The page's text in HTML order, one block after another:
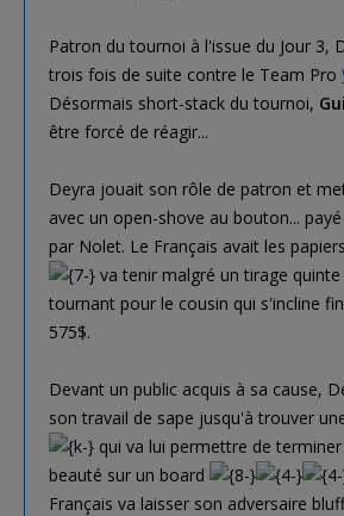
Patron du tournoi à l'issue du Jour 3,
trois fois de suite contre le Team Pro
Désormais short-stack du tournoi,
être forcé de réagir...
Deyra jouait son rôle de patron et
avec un open-shove au bouton...
par Nolet. Le Français avait les
va tenir malgré un tirage
tournant pour le cousin qui s'incline
575$.
Devant un public acquis à sa cause,
son travail de sape jusqu'à trouver
qui va lui permettre de
beauté sur un board
Français va laisser son adversaire